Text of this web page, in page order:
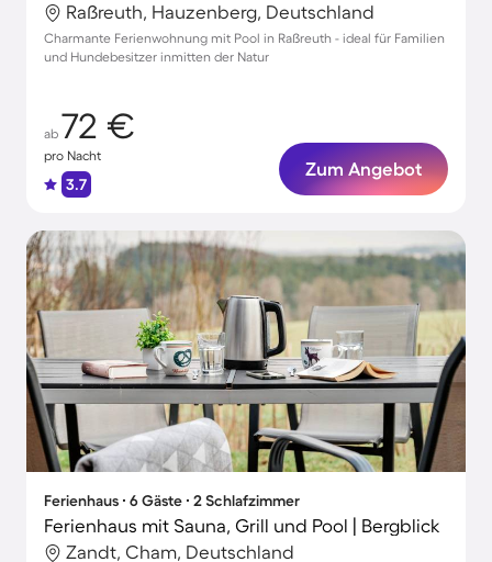
Raßreuth, Hauzenberg, Deutschland
Charmante Ferienwohnung mit Pool in Raßreuth - ideal für Familien
und Hundebesitzer inmitten der Natur
ab 72 €
pro Nacht
3.7
Zum Angebot
Ferienhaus ∙ 6 Gäste ∙ 2 Schlafzimmer
Ferienhaus mit Sauna, Grill und Pool | Bergblick
Zandt, Cham, Deutschland